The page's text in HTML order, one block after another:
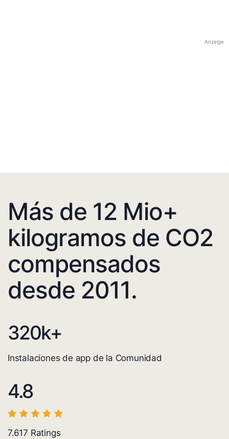
Anzeige
Más de 12 Mio+
kilogramos de CO2
compensados
desde 2011.
320k+
Instalaciones de app de la Comunidad
4.8
7.617 Ratings